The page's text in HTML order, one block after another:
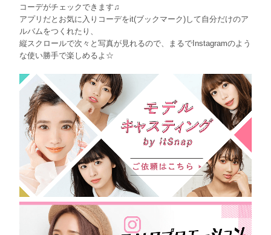
コーデがチェックできます♫
アプリだとお気に入りコーデをit(ブックマーク)して自分だけのア
ルバムをつくれたり、
縦スクロールで次々と写真が見れるので、まるでInstagramのよう
な使い勝手で楽しめるよ☆